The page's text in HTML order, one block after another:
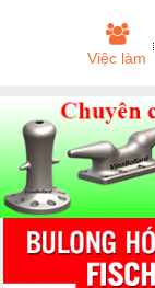
Việc làm